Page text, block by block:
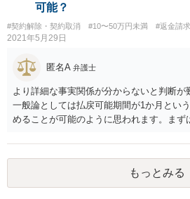
可能？
#契約解除・契約取消 #10〜50万円未満 #返金請求
2021年5月29日
匿名A 弁護士
より詳細な事実関係が分からないと判断が
一般論としては払戻可能期間が1か月とい
めることが可能のように思われます。まず
護士を立てると明らかに費用倒れですので
運営会社等に代金返還請求訴訟等を提起す
もっとみる